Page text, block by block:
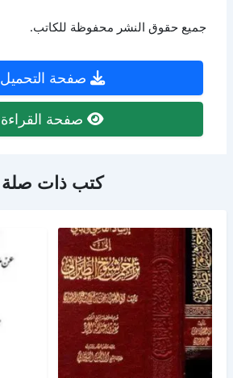
جميع حقوق النشر محفوظة للكاتب.
صفحة التحميل
صفحة القراءة
كتب ذات صلة